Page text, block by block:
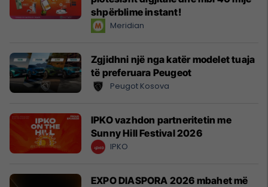
shpërblime instant!
Meridian
Zgjidhni një nga katër modelet tuaja
të preferuara Peugeot
Peugot Kosova
IPKO vazhdon partneritetin me
Sunny Hill Festival 2026
IPKO
EXPO DIASPORA 2026 mbahet më